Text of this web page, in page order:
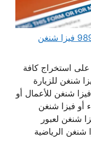
مكتب استخراج فيزا شنغن 98951133 فيزا شنغن
استخراج كافة
شنغن للزيارة
شنغن للأعمال أو
أو فيزا شنغن
شنغن لعبور
شنغن الرياضية